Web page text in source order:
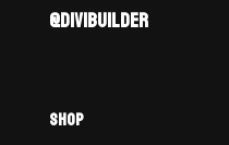
@DIVIBUILDER
SHOP